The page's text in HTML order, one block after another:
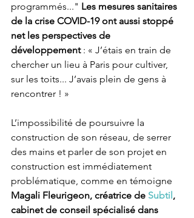
programmés..." Les mesures sanitaires
de la crise COVID-19 ont aussi stoppé
net les perspectives de
développement : « J’étais en train de
chercher un lieu à Paris pour cultiver,
sur les toits... J’avais plein de gens à
rencontrer ! »
L’impossibilité de poursuivre la
construction de son réseau, de serrer
des mains et parler de son projet en
construction est immédiatement
problématique, comme en témoigne
Magali Fleurigeon, créatrice de Subtil ,
cabinet de conseil spécialisé dans